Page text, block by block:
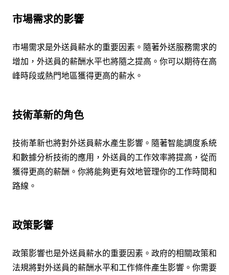
市場需求的影響
市場需求是外送員薪水的重要因素。隨著外送服務需求的
增加，外送員的薪酬水平也將隨之提高。你可以期待在高
峰時段或熱門地區獲得更高的薪水。
技術革新的角色
技術革新也將對外送員薪水產生影響。隨著智能調度系統
和數據分析技術的應用，外送員的工作效率將提高，從而
獲得更高的薪酬。你將能夠更有效地管理你的工作時間和
路線。
政策影響
政策影響也是外送員薪水的重要因素。政府的相關政策和
法規將對外送員的薪酬水平和工作條件產生影響。你需要